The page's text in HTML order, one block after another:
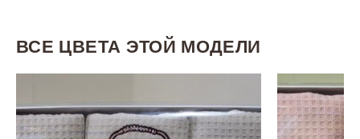
ВСЕ ЦВЕТА ЭТОЙ МОДЕЛИ